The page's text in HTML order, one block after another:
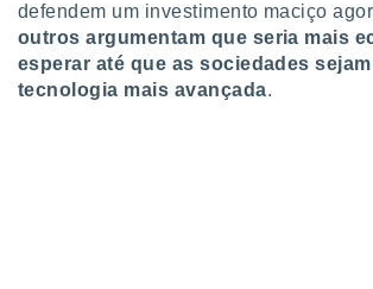
o
defendem um investimento maciço
outros argumentam que seria mais
esperar até que as sociedades
tecnologia mais avançada.